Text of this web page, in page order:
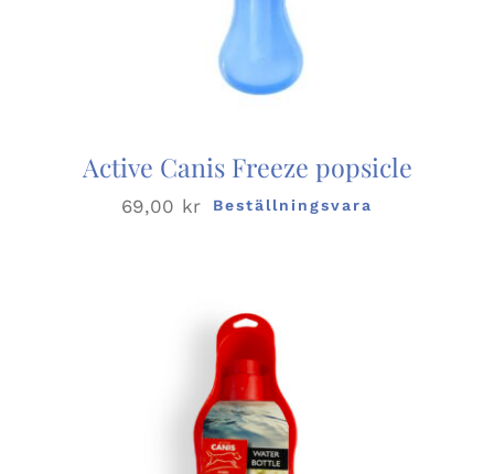
Active Canis Freeze popsicle
69,00 kr Beställningsvara